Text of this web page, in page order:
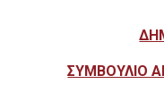
ΣΥΜΒΟΥΛΙΟ